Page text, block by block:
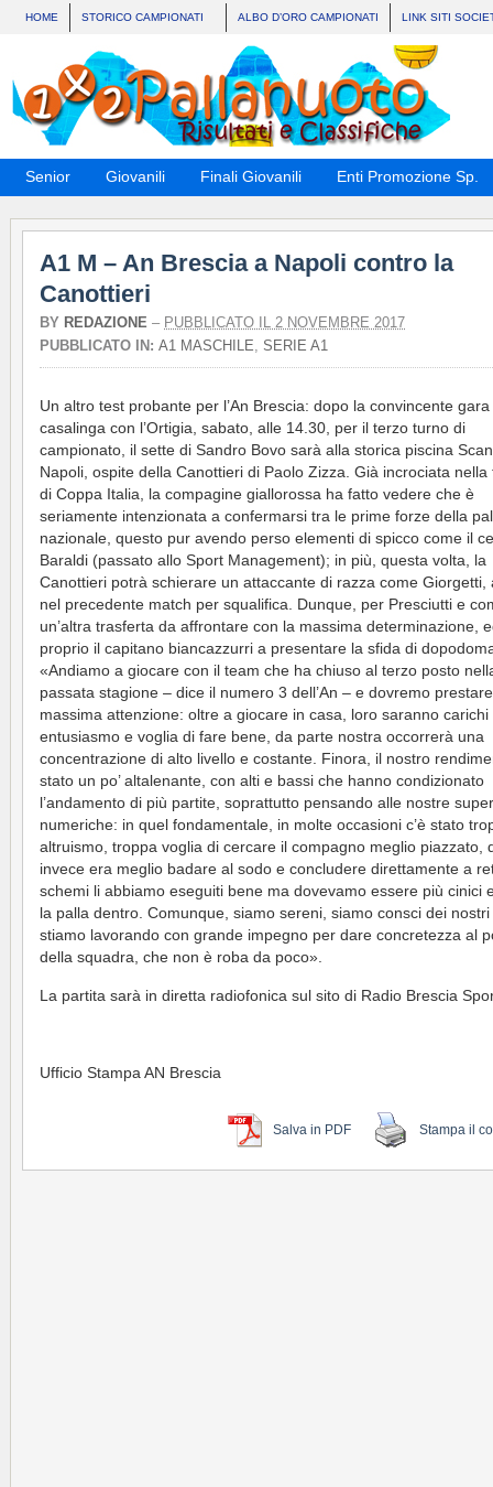
HOME STORICO CAMPIONATI ALBO D’ORO CAMPIONATI LINK SITI
Senior Giovanili Finali Giovanili Enti Promozione Sp.
A1 M – An Brescia a Napoli contro la
Canottieri
BY REDAZIONE – PUBBLICATO IL 2 NOVEMBRE 2017
PUBBLICATO IN: A1 MASCHILE, SERIE A1
Un altro test probante per l’An Brescia: dopo la convincente gara
casalinga con l’Ortigia, sabato, alle 14.30, per il terzo turno di
campionato, il sette di Sandro Bovo sarà alla storica piscina
Napoli, ospite della Canottieri di Paolo Zizza. Già incrociata nella
di Coppa Italia, la compagine giallorossa ha fatto vedere che è
seriamente intenzionata a confermarsi tra le prime forze della
nazionale, questo pur avendo perso elementi di spicco come il
Baraldi (passato allo Sport Management); in più, questa volta, la
Canottieri potrà schierare un attaccante di razza come Giorgetti,
nel precedente match per squalifica. Dunque, per Presciutti e
un’altra trasferta da affrontare con la massima determinazione,
proprio il capitano biancazzurri a presentare la sfida di
«Andiamo a giocare con il team che ha chiuso al terzo posto
passata stagione – dice il numero 3 dell’An – e dovremo
massima attenzione: oltre a giocare in casa, loro saranno carichi
entusiasmo e voglia di fare bene, da parte nostra occorrerà una
concentrazione di alto livello e costante. Finora, il nostro
stato un po’ altalenante, con alti e bassi che hanno condizionato
l’andamento di più partite, soprattutto pensando alle nostre
numeriche: in quel fondamentale, in molte occasioni c’è stato
altruismo, troppa voglia di cercare il compagno meglio piazzato,
invece era meglio badare al sodo e concludere direttamente a
schemi li abbiamo eseguiti bene ma dovevamo essere più cinici
la palla dentro. Comunque, siamo sereni, siamo consci dei
stiamo lavorando con grande impegno per dare concretezza al
della squadra, che non è roba da poco».
La partita sarà in diretta radiofonica sul sito di Radio Brescia
Ufficio Stampa AN Brescia
Salva in PDF Stampa il